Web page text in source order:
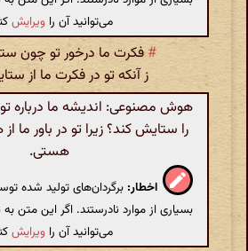
می‌توانید آن را ویرایش
#فکرت ما درخور تو چون
ز آنکه تو در فکرت ما از
هوش مصنوعی: اندیشه ما درباره
را ستایش کند؟ زیرا تو در باور ما
هستی.
اخطار: برگردان‌های تولید شده
بسیاری از موارد نادرستند. اگر این متن
می‌توانید آن را ویرایش